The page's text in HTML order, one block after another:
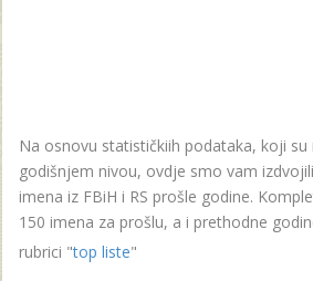
Na osnovu statističkiih podataka, koji
godišnjem nivou, ovdje smo vam
imena iz FBiH i RS prošle godine.
150 imena za prošlu, a i prethodne
rubrici "top liste"